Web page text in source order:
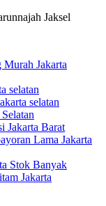
Jakarta
selatan
selatan
Jakarta Barat
Lama Jakarta
Stok Banyak
Jakarta